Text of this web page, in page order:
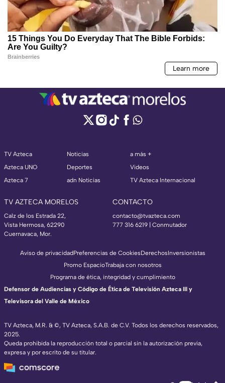
TV Azteca
Azteca UNO
Azteca 7
Noticias
Deportes
adn Noticias
a más +
Videos
TV Azteca Internacional
TV AZTECA MORELOS
Calz de los Estrada 22,
Vista Hermosa, 62290
Cuernavaca, Mor.
CONTACTO
contacto@tvazteca.com
777 316 6219 | Conmutador
TV Azteca, M.R. & ©, TV Azteca, S.A.B. de C.V. Todos los derechos reservados,
2025.
Queda prohibida la reproducción total o parcial sin la autorización previa,
expresa y por escrito de su titular.
Aviso de privacidadPreferencias de CookiesDerechosInversionistas
Promo EspacioTrabaja con nosotros
Programa de ética, integridad y cumplimiento
Defensor de Audiencias y Código de Ética de Televisión Azteca III y
Televisora del Valle de México